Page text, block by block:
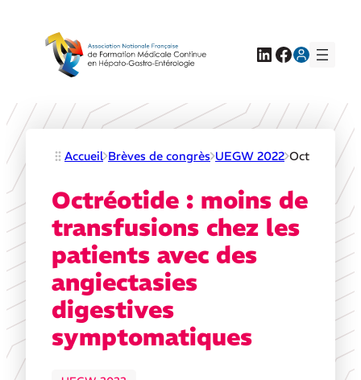
LinkedIn
Facebook
Accueil Brèves de congrès UEGW 2022 Octréotide :
Octréotide : moins de
transfusions chez les
patients avec des
angiectasies
digestives
symptomatiques